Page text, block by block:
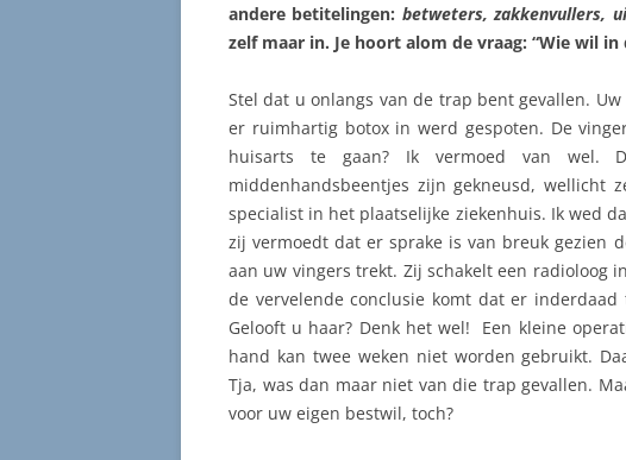
andere betitelingen: betweters, zakkenvullers,
zelf maar in. Je hoort alom de vraag: “Wie wil
Stel dat u onlangs van de trap bent gevallen.
er ruimhartig botox in werd gespoten. De
huisarts te gaan? Ik vermoed van
middenhandsbeentjes zijn gekneusd, wellicht
specialist in het plaatselijke ziekenhuis. Ik wed
zij vermoedt dat er sprake is van breuk gezien
aan uw vingers trekt. Zij schakelt een radioloog
de vervelende conclusie komt dat er
Gelooft u haar? Denk het wel! Een kleine
hand kan twee weken niet worden gebruikt.
Tja, was dan maar niet van die trap gevallen.
voor uw eigen bestwil, toch?